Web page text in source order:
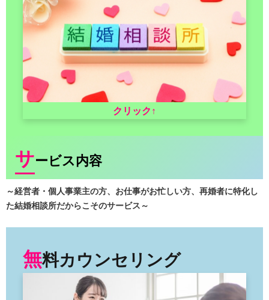
クリック↑
サービス内容
～経営者・個人事業主の方、お仕事がお忙しい方、再婚者に特化し
た結婚相談所だからこそのサービス～
無料カウンセリング